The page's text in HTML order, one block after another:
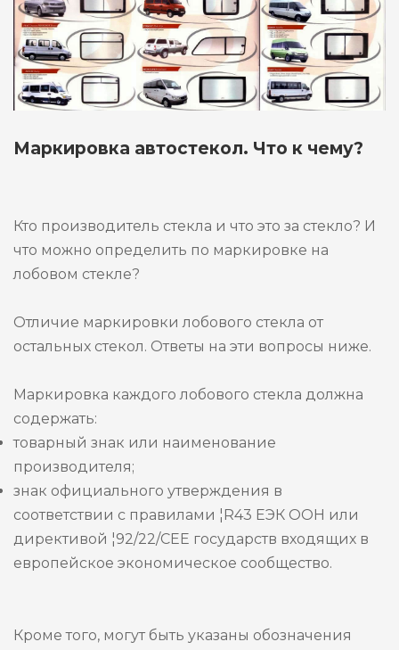
Маркировка автостекол. Что к чему?
Кто производитель стекла и что это за стекло? И
что можно определить по маркировке на
лобовом стекле?
Отличие маркировки лобового стекла от
остальных стекол. Ответы на эти вопросы ниже.
Маркировка каждого лобового стекла должна
содержать:
товарный знак или наименование
производителя;
знак официального утверждения в
соответствии с правилами ¦R43 ЕЭК ООН или
директивой ¦92/22/СЕЕ государств входящих в
европейское экономическое сообщество.
Кроме того, могут быть указаны обозначения